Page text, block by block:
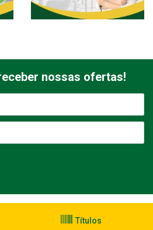
nossas ofertas!
Títulos